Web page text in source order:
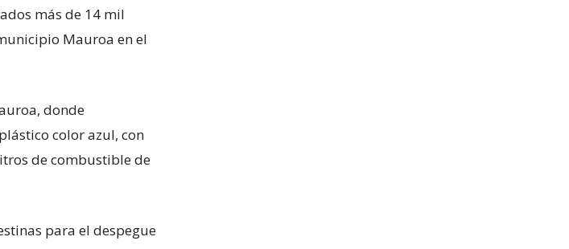
más de 14 mil
Mauroa en el
donde
color azul, con
de combustible de
para el despegue